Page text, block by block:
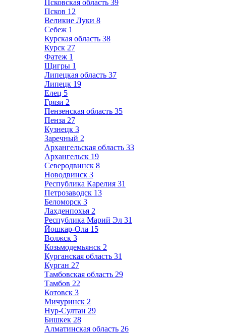
Псковская область 39
Псков 12
Великие Луки 8
Себеж 1
Курская область 38
Курск 27
Фатеж 1
Щигры 1
Липецкая область 37
Липецк 19
Елец 5
Грязи 2
Пензенская область 35
Пенза 27
Кузнецк 3
Заречный 2
Архангельская область 33
Архангельск 19
Северодвинск 8
Новодвинск 3
Республика Карелия 31
Петрозаводск 13
Беломорск 3
Лахденпохья 2
Республика Марий Эл 31
Йошкар-Ола 15
Волжск 3
Козьмодемьянск 2
Курганская область 31
Курган 27
Тамбовская область 29
Тамбов 22
Котовск 3
Мичуринск 2
Нур-Султан 29
Бишкек 28
Алматинская область 26